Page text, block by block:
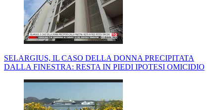
SELARGIUS, IL CASO DELLA DONNA PRECIPITATA
DALLA FINESTRA: RESTA IN PIEDI IPOTESI OMICIDIO